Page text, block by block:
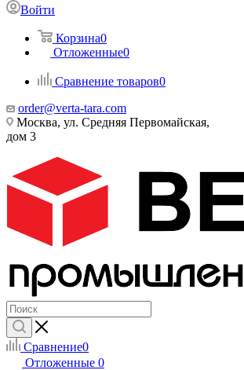
Войти
Корзина0
Отложенные0
Сравнение товаров0
order@verta-tara.com
Москва, ул. Средняя Первомайская,
дом 3
Сравнение0
Отложенные 0